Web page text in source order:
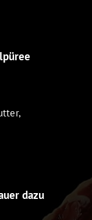
dazu